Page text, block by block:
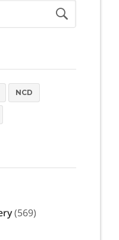
NCD
(569)